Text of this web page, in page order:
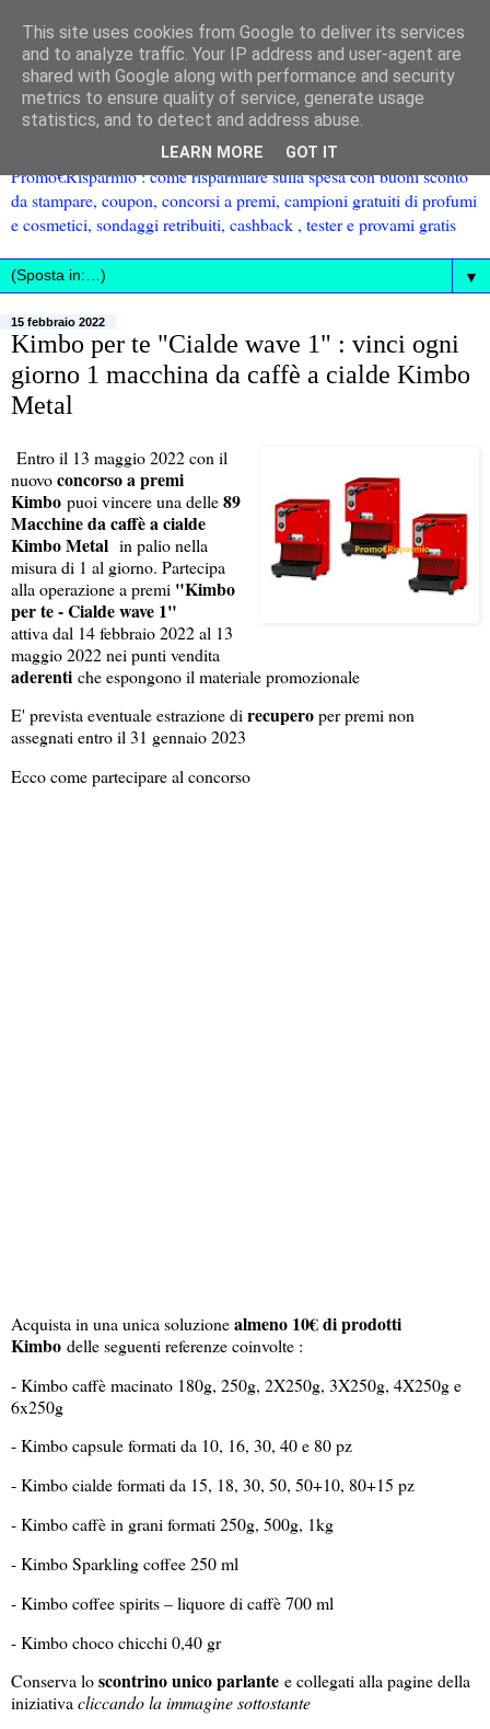
Promo€Risparmio : come risparmiare sulla spesa con buoni sconto
da stampare, coupon, concorsi a premi, campioni gratuiti di profumi
e cosmetici, sondaggi retribuiti, cashback , tester e provami gratis
▼
15 febbraio 2022
Kimbo per te "Cialde wave 1" : vinci ogni
giorno 1 macchina da caffè a cialde Kimbo
Metal
Entro il 13 maggio 2022 con il
nuovoconcorso a premi
Kimbo puoi vincere una delle89
Macchine da caffè a cialde
Kimbo Metal in palio nella
misura di 1 al giorno. Partecipa
alla operazione a premi "Kimbo
per te - Cialde wave 1"
attiva dal 14 febbraio 2022 al 13
maggio 2022 nei punti vendita
aderenti che espongono il materiale promozionale
E' prevista eventuale estrazione direcuperoper premi non
assegnati entro il 31 gennaio 2023
Ecco come partecipare al concorso
Acquista in una unica soluzionealmeno 10€ di prodotti
Kimbo delle seguenti referenze coinvolte :
- Kimbo caffè macinato 180g, 250g, 2X250g, 3X250g, 4X250g e
6x250g
- Kimbo capsule formati da 10, 16, 30, 40 e 80 pz
- Kimbo cialde formati da 15, 18, 30, 50, 50+10, 80+15 pz
- Kimbo caffè in grani formati 250g, 500g, 1kg
- Kimbo Sparkling coffee 250 ml
- Kimbo coffee spirits – liquore di caffè 700 ml
- Kimbo choco chicchi 0,40 gr
Conserva loscontrino unico parlante e collegati alla pagine della
iniziativacliccando la immagine sottostante
This site uses cookies from Google to deliver its services
and to analyze traffic. Your IP address and user-agent are
shared with Google along with performance and security
metrics to ensure quality of service, generate usage
statistics, and to detect and address abuse.
LEARN MORE GOT IT